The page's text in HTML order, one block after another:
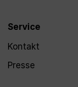
Service
Kontakt
Presse